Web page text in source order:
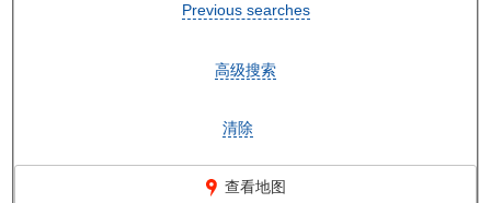
Previous searches
高级搜索
清除
查看地图